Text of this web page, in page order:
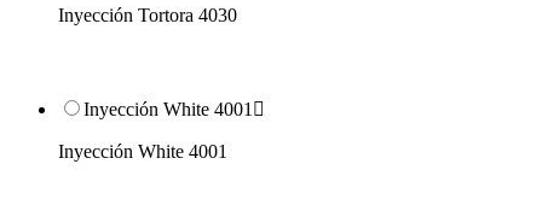
Inyección Tortora 4030
Inyección White 4001 
Inyección White 4001